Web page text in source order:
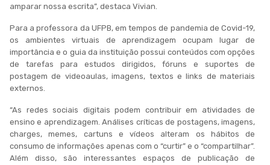
amparar nossa escrita”, destaca Vivian.
Para a professora da UFPB, em tempos de pandemia de Covid-19,
os ambientes virtuais de aprendizagem ocupam lugar de
importância e o guia da instituição possui conteúdos com opções
de tarefas para estudos dirigidos, fóruns e suportes de
postagem de videoaulas, imagens, textos e links de materiais
externos.
“As redes sociais digitais podem contribuir em atividades de
ensino e aprendizagem. Análises críticas de postagens, imagens,
charges, memes, cartuns e vídeos alteram os hábitos de
consumo de informações apenas com o “curtir” e o “compartilhar”.
Além disso, são interessantes espaços de publicação de